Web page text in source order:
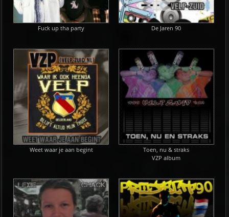
Fuck up tha party De Jaren 90
Weet waar je aan begint
Toen, nu & straks
VZP album